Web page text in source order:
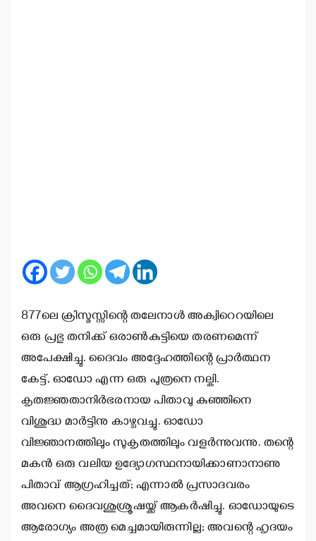
877ലെ ക്രിസ്മസ്സിന്റെ തലേനാള്‍ അക്വിറെറയിലെ
ഒരു പ്രഭു തനിക്ക് ഒരാണ്‍കുട്ടിയെ തരണമെന്ന്
അപേക്ഷിച്ചു. ദൈവം അദ്ദേഹത്തിന്റെ പ്രാര്‍ത്ഥന
കേട്ട്, ഓഡോ എന്ന ഒരു പുത്രനെ നല്കി.
കൃതജ്ഞതാനിര്‍ഭരനായ പിതാവു കുഞ്ഞിനെ
വിശുദ്ധ മാര്‍ട്ടിനു കാഴ്ചവച്ചു. ഓഡോ
വിജ്ഞാനത്തിലും സുകൃതത്തിലും വളര്‍ന്നുവന്നു. തന്റെ
മകന്‍ ഒരു വലിയ ഉദ്യോഗസ്ഥനായിക്കാണാനാണു
പിതാവ് ആഗ്രഹിച്ചത്; എന്നാല്‍ പ്രസാദവരം
അവനെ ദൈവശുശ്രൂഷയ്ക്ക് ആകര്‍ഷിച്ചു. ഓഡോയുടെ
ആരോഗ്യം അത്ര മെച്ചമായിരുന്നില്ല; അവന്റെ ഹൃദയം